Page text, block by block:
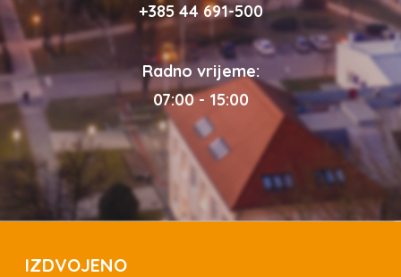
+385 44 691-500
Radno vrijeme:
07:00 - 15:00
IZDVOJENO